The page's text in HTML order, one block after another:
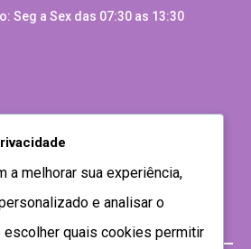
Seg a Sex das 07:30 as 13:30
a melhorar sua experiência,
e analisar o
escolher quais cookies permitir